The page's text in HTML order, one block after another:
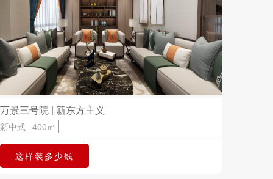
万景三号院 | 新东方主义
新中式 400㎡
这样装多少钱